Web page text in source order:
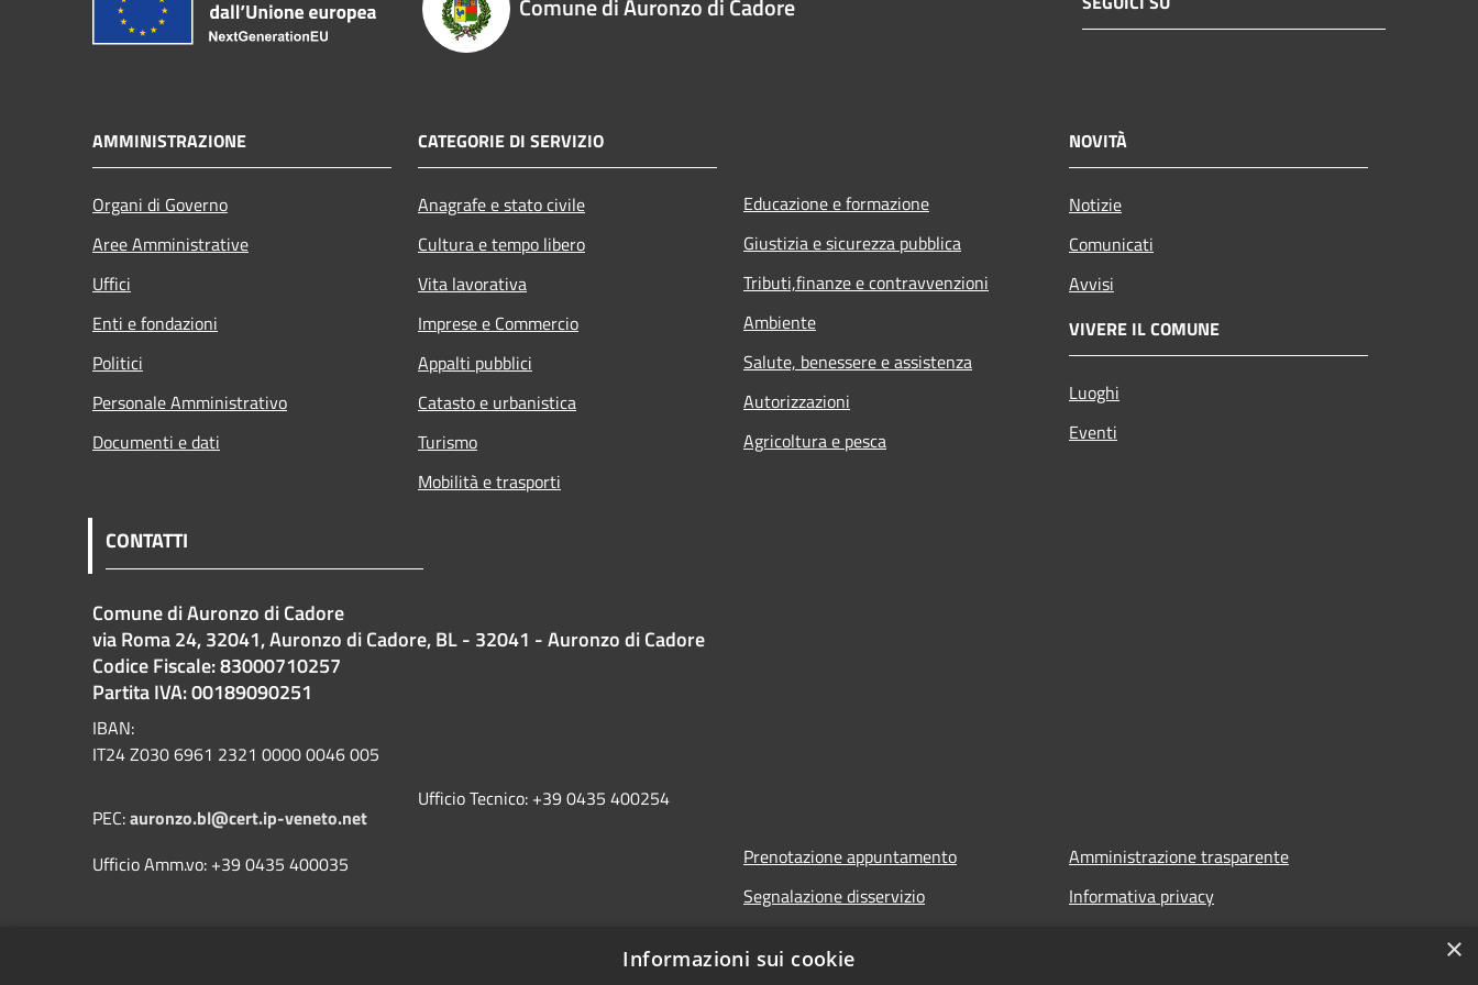
Comune di Auronzo di Cadore
AMMINISTRAZIONE
Organi di Governo
Aree Amministrative
Uffici
Enti e fondazioni
Politici
Personale Amministrativo
Documenti e dati
CATEGORIE DI SERVIZIO
Anagrafe e stato civile
Cultura e tempo libero
Vita lavorativa
Imprese e Commercio
Appalti pubblici
Catasto e urbanistica
Turismo
Mobilità e trasporti
Educazione e formazione
Giustizia e sicurezza pubblica
Tributi,finanze e contravvenzioni
Ambiente
Salute, benessere e assistenza
Autorizzazioni
Agricoltura e pesca
NOVITÀ
Notizie
Comunicati
Avvisi
VIVERE IL COMUNE
Luoghi
Eventi
CONTATTI
Comune di Auronzo di Cadore
via Roma 24, 32041, Auronzo di Cadore, BL - 32041 - Auronzo di Cadore
Codice Fiscale: 83000710257
Partita IVA: 00189090251
IBAN:
IT24 Z030 6961 2321 0000 0046 005
PEC:auronzo.bl@cert.ip-veneto.net
Ufficio Amm.vo: +39 0435 400035
Ufficio Tecnico: +39 0435 400254
Prenotazione appuntamento
Segnalazione disservizio
Richiesta assistenza
Amministrazione trasparente
Informativa privacy
×
Informazioni sui cookie